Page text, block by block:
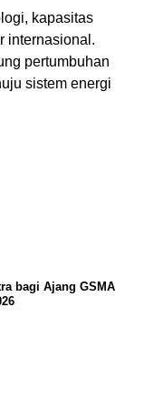
kapasitas
internasional.
pertumbuhan
sistem energi
bagi Ajang GSMA